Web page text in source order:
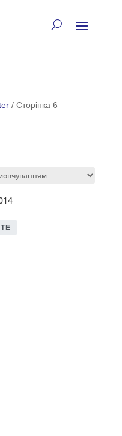
/ Сторінка 6